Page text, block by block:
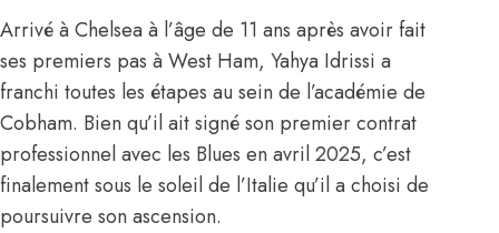
Arrivé à Chelsea à l’âge de 11 ans après avoir fait
ses premiers pas à West Ham, Yahya Idrissi a
franchi toutes les étapes au sein de l’académie de
Cobham. Bien qu’il ait signé son premier contrat
professionnel avec les Blues en avril 2025, c’est
finalement sous le soleil de l’Italie qu’il a choisi de
poursuivre son ascension.